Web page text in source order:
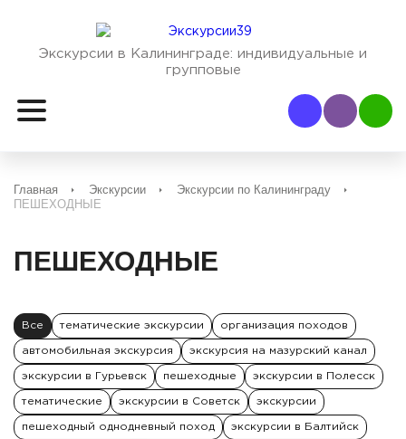
Экскурсии в Калининграде: индивидуальные и
групповые
Наш Viber
Наш
Главная Экскурсии
Экскурсии по Калининграду
ПЕШЕХОДНЫЕ
ПЕШЕХОДНЫЕ
Все тематические экскурсии организация походов
автомобильная экскурсия экскурсия на мазурский канал
экскурсии в Гурьевск пешеходные экскурсии в Полесск
тематические экскурсии в Советск экскурсии
пешеходный однодневный поход экскурсии в Балтийск